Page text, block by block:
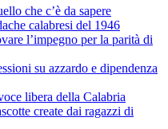
che c’è da sapere
calabresi del 1946
l’impegno per la parità di
su azzardo e dipendenza
libera della Calabria
create dai ragazzi di